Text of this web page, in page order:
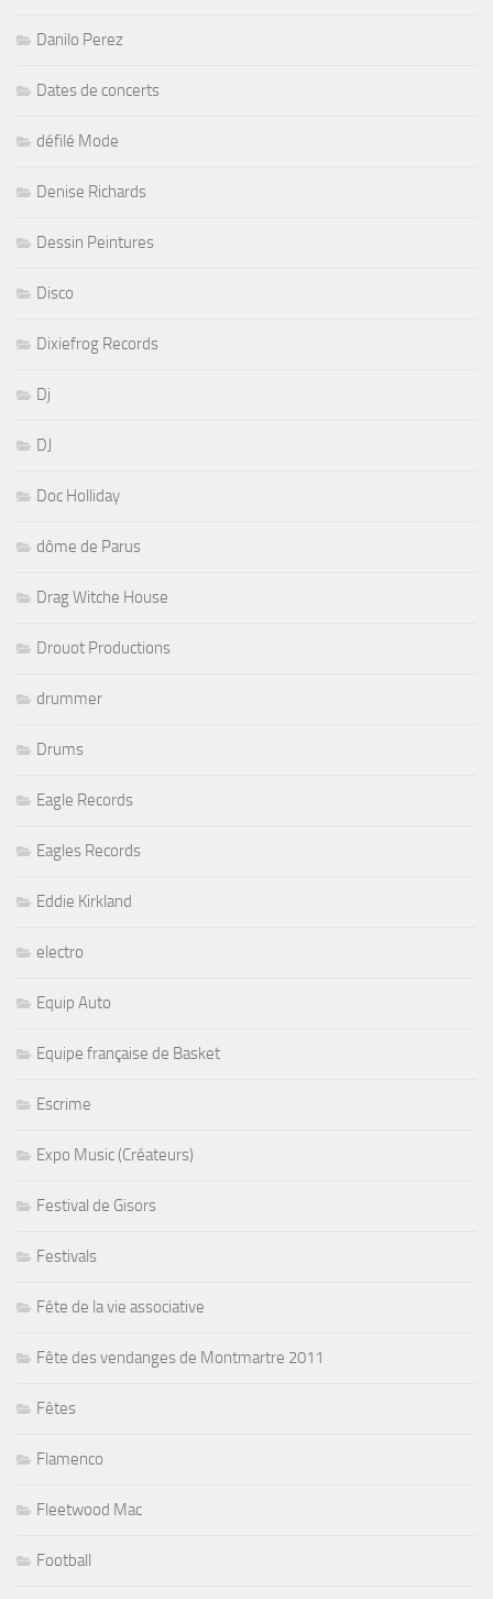
Danilo Perez
Dates de concerts
défilé Mode
Denise Richards
Dessin Peintures
Disco
Dixiefrog Records
Dj
DJ
Doc Holliday
dôme de Parus
Drag Witche House
Drouot Productions
drummer
Drums
Eagle Records
Eagles Records
Eddie Kirkland
electro
Equip Auto
Equipe française de Basket
Escrime
Expo Music (Créateurs)
Festival de Gisors
Festivals
Fête de la vie associative
Fête des vendanges de Montmartre 2011
Fêtes
Flamenco
Fleetwood Mac
Football